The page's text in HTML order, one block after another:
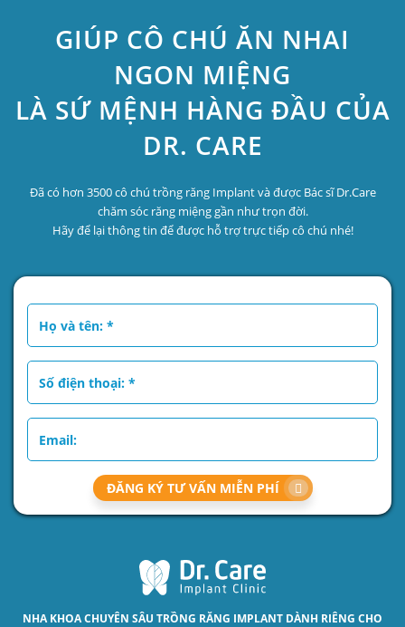
GIÚP CÔ CHÚ ĂN NHAI
NGON MIỆNG
LÀ SỨ MỆNH HÀNG ĐẦU CỦA
DR. CARE
Đã có hơn 3500 cô chú trồng răng Implant và được Bác sĩ Dr.Care
chăm sóc răng miệng gần như trọn đời.
Hãy để lại thông tin để được hỗ trợ trực tiếp cô chú nhé!
ĐĂNG KÝ TƯ VẤN MIỄN PHÍ
NHA KHOA CHUYÊN SÂU TRỒNG RĂNG IMPLANT DÀNH RIÊNG CHO